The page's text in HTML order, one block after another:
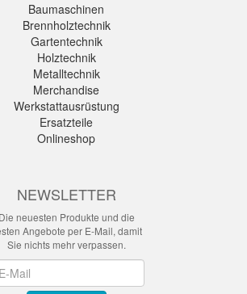
Baumaschinen
Brennholztechnik
Gartentechnik
Holztechnik
Metalltechnik
Merchandise
Werkstattausrüstung
Ersatzteile
Onlineshop
NEWSLETTER
Die neuesten Produkte und die
Angebote per E-Mail, damit
Sie nichts mehr verpassen.